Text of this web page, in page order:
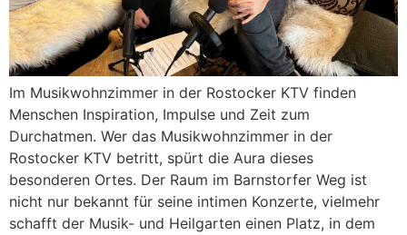
Im Musikwohnzimmer in der Rostocker KTV finden
Menschen Inspiration, Impulse und Zeit zum
Durchatmen. Wer das Musikwohnzimmer in der
Rostocker KTV betritt, spürt die Aura dieses
besonderen Ortes. Der Raum im Barnstorfer Weg ist
nicht nur bekannt für seine intimen Konzerte, vielmehr
schafft der Musik- und Heilgarten einen Platz, in dem